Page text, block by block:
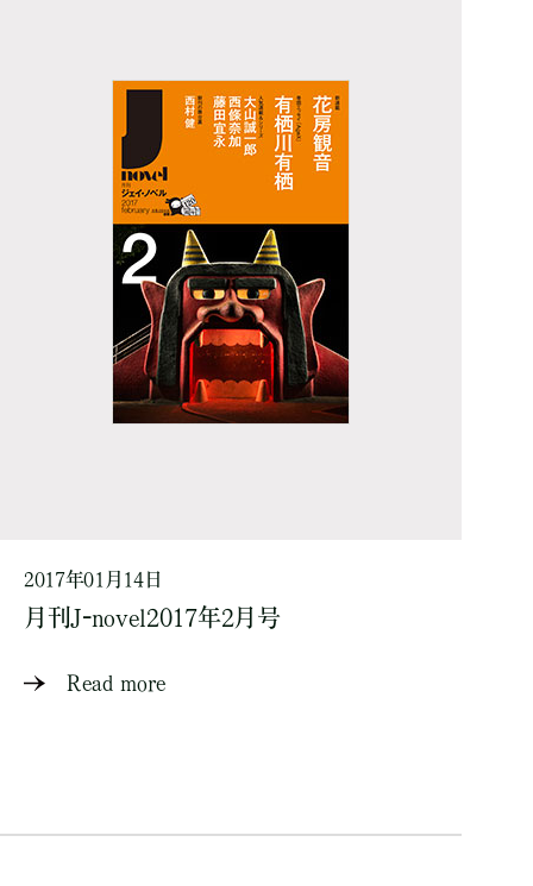
2017年01月14日
月刊J-novel2017年2月号
Read more